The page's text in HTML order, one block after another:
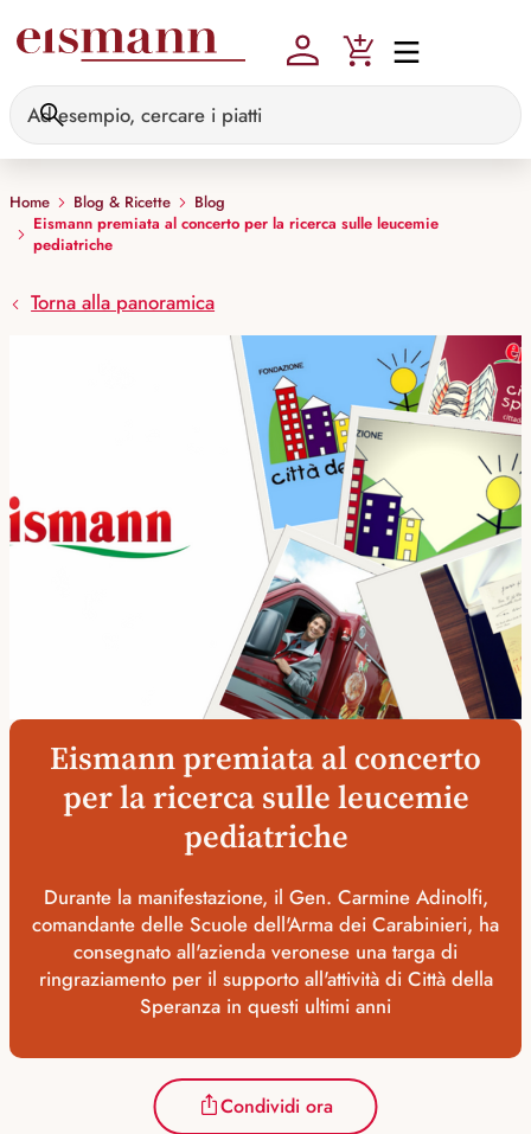
Home Blog & Ricette
Blog
Eismann premiata al concerto per la ricerca sulle leucemie
pediatriche
Torna alla panoramica
Eismann premiata al concerto
per la ricerca sulle leucemie
pediatriche
Durante la manifestazione, il Gen. Carmine Adinolfi,
comandante delle Scuole dell'Arma dei Carabinieri, ha
consegnato all'azienda veronese una targa di
ringraziamento per il supporto all'attività di Città della
Speranza in questi ultimi anni
Condividi ora